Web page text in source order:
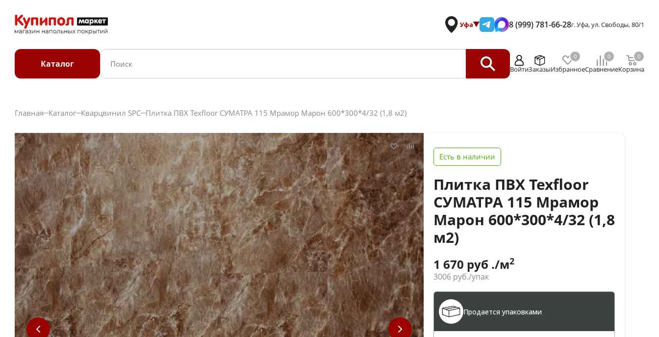
Уфа 8 (999) 781-66-28г. Уфа, ул. Свободы, 80/1
Каталог ВойтиЗаказы
0
Избранное
0
Сравнение
0
Корзина
Главная Каталог Кварцвинил SPC Плитка ПВХ Texfloor СУМАТРА 115 Мрамор Марон 600*300*4/32 (1,8 м2)
Есть в наличии
Плитка ПВХ Texfloor
СУМАТРА 115 Мрамор
Марон 600*300*4/32 (1,8
м2)
1 670 руб ./м2
3006 руб./упак
Продается упаковками